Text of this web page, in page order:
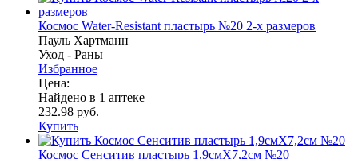
Космос Water-Resistant пластырь №20 2-х размеров
Пауль Хартманн
Уход - Раны
Избранное
Цена:
Найдено в 1 аптеке
232.98 руб.
Купить
Космос Сенситив пластырь 1,9смX7,2см №20